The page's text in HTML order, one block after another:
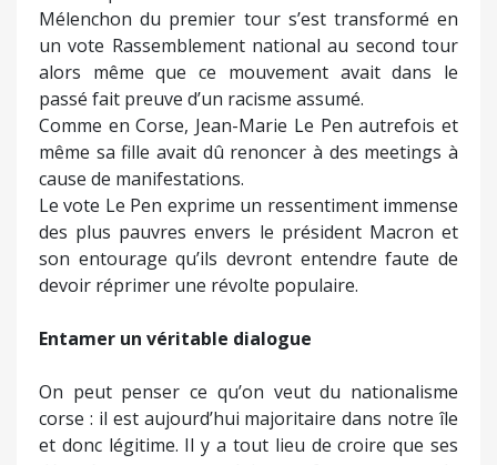
Mélenchon du premier tour s’est transformé en
un vote Rassemblement national au second tour
alors même que ce mouvement avait dans le
passé fait preuve d’un racisme assumé.
Comme en Corse, Jean-Marie Le Pen autrefois et
même sa fille avait dû renoncer à des meetings à
cause de manifestations.
Le vote Le Pen exprime un ressentiment immense
des plus pauvres envers le président Macron et
son entourage qu’ils devront entendre faute de
devoir réprimer une révolte populaire.
Entamer un véritable dialogue
On peut penser ce qu’on veut du nationalisme
corse : il est aujourd’hui majoritaire dans notre île
et donc légitime. Il y a tout lieu de croire que ses